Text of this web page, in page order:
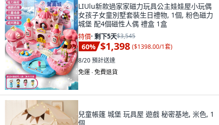
LIUlu新款過家家磁力玩具公主娃娃屋小玩偶
女孩子女童別墅套裝生日禮物, 1個, 粉色磁力
城堡 配4個磁性人偶 禮盒 1盒
特價· 剩下5天$3,545
60% $1,398 ($1398.00/1套)
8/20預計送達
免運 ∙ 免費退貨
兒童帳篷 城堡 玩具屋 遊戲 秘密基地, 米色, 1
個